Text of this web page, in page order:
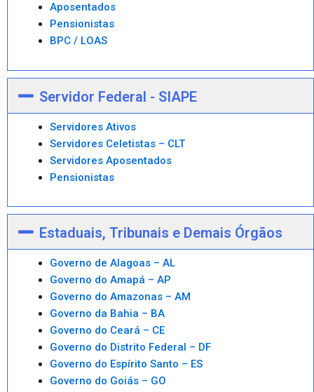
Aposentados
Pensionistas
BPC / LOAS
Servidor Federal - SIAPE
Servidores Ativos
Servidores Celetistas – CLT
Servidores Aposentados
Pensionistas
Estaduais, Tribunais e Demais Órgãos
Governo de Alagoas – AL
Governo do Amapá – AP
Governo do Amazonas – AM
Governo da Bahia – BA
Governo do Ceará – CE
Governo do Distrito Federal – DF
Governo do Espírito Santo – ES
Governo do Goiás – GO